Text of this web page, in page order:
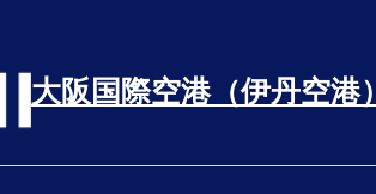
大阪国際空港（伊丹空港）